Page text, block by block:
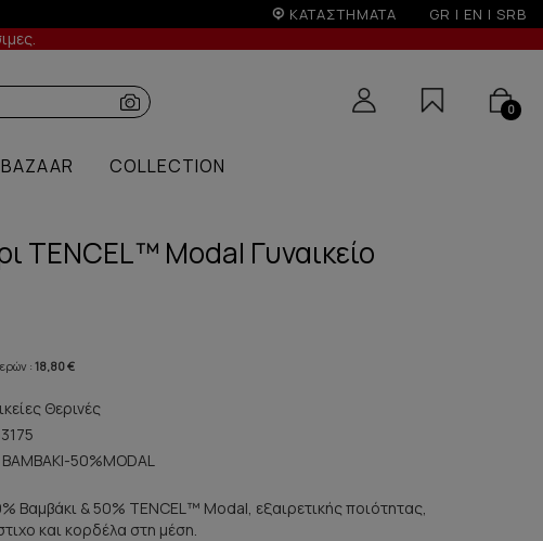
ΚΑΤΑΣΤΗΜΑΤΑ GR | EN | SRB
0
BAZAAR COLLECTION
TENCEL™ Modal Γυναικείο
: 18,80 €
Θερινές
50%MODAL
Βαμβάκι & 50% TENCEL™ Modal, εξαιρετικής ποιότητας,
και κορδέλα στη μέση.